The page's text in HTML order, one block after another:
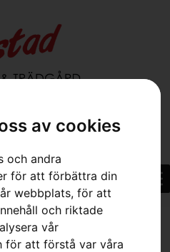
av cookies
och andra
för att förbättra din
webbplats, för att
och riktade
vår
för att förstå var våra